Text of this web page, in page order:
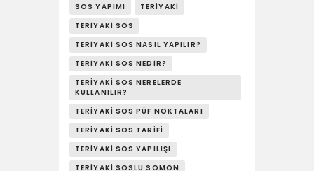
SOS YAPIMI
TERIYAKI
TERIYAKI SOS
TERIYAKI SOS NASIL YAPILIR?
TERIYAKI SOS NEDIR?
TERIYAKI SOS NERELERDE
KULLANILIR?
TERIYAKI SOS PÜF NOKTALARI
TERIYAKI SOS TARIFI
TERIYAKI SOS YAPILIŞI
TERIYAKI SOSLU SOMON